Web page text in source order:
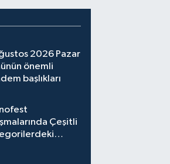
2026 Pazar
önemli
başlıkları
Çeşitli